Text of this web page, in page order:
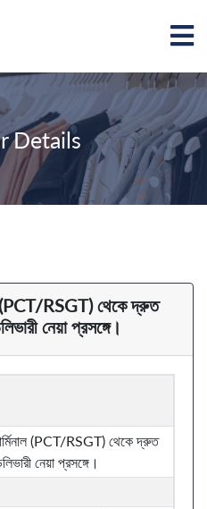
Details
(PCT/RSGT) থেকে দ্রুত
নেয়া প্রসঙ্গে।
(PCT/RSGT) থেকে দ্রুত
নেয়া প্রসঙ্গে।